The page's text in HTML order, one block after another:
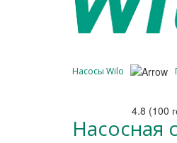
Насосы Wilo
4.8 (100
Насосная